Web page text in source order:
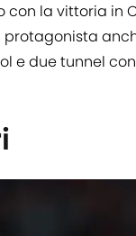
con la vittoria in
e due tunnel